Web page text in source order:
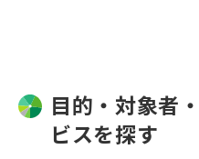
目的・対象者
ビスを探す